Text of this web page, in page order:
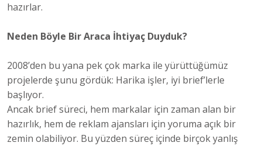
hazırlar.
Neden Böyle Bir Araca İhtiyaç Duyduk?
2008’den bu yana pek çok marka ile yürüttüğümüz
projelerde şunu gördük: Harika işler, iyi brief’lerle
başlıyor.
Ancak brief süreci, hem markalar için zaman alan bir
hazırlık, hem de reklam ajansları için yoruma açık bir
zemin olabiliyor. Bu yüzden süreç içinde birçok yanlış